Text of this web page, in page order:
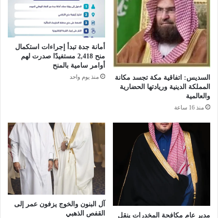
ع
م
ن
ا
س
ب
ل
م
ع
ت
س
السديس: اتفاقية مكة تجسد مكانة
المملكة الدينية وريادتها الحضارية
والعالمية
منذ 16 ساعة
أمانة جدة تبدأ إجراءات استكمال
منح 2,418 مستفيدًا صدرت لهم
أوامر سامية بالمنح
منذ يوم واحد
مدير عام مكافحة المخدرات ينقل
آل البنون والخوج يزفون عمر إلى
القفص الذهبي